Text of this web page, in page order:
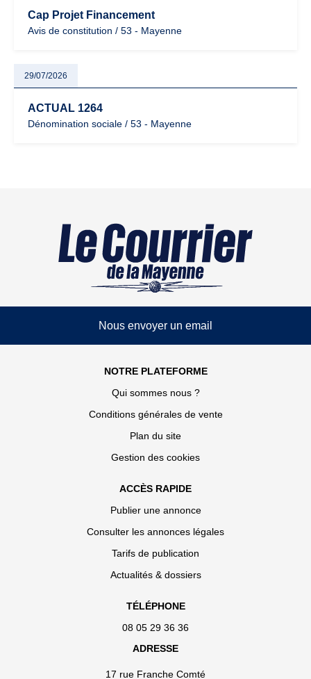
Cap Projet Financement
Avis de constitution / 53 - Mayenne
29/07/2026
ACTUAL 1264
Dénomination sociale / 53 - Mayenne
Nous envoyer un email
NOTRE PLATEFORME
Qui sommes nous ?
Conditions générales de vente
Plan du site
Gestion des cookies
ACCÈS RAPIDE
Publier une annonce
Consulter les annonces légales
Tarifs de publication
Actualités & dossiers
TÉLÉPHONE
08 05 29 36 36
ADRESSE
17 rue Franche Comté